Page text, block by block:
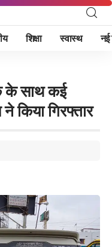
शिक्षा स्वास्थ नई
के साथ कई
किया गिरफ्तार